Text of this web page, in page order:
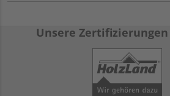
Unsere